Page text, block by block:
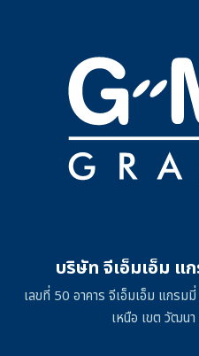
บริษัท จีเอ็มเอ็ม แ
เลขที่ 50 อาคาร จีเอ็มเอ็ม แกรม
เหนือ เขต วัฒน